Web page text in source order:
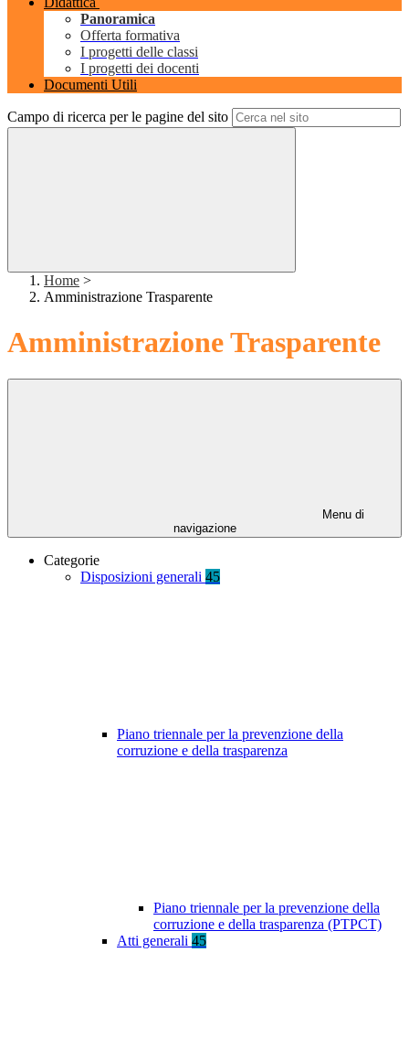
Panoramica
Offerta formativa
I progetti delle classi
I progetti dei docenti
Documenti Utili
Campo di ricerca per le pagine del sito
Home >
Amministrazione Trasparente
Amministrazione Trasparente
Menu di
navigazione
Categorie
Disposizioni generali 45
Piano triennale per la prevenzione della
corruzione e della trasparenza
Piano triennale per la prevenzione della
corruzione e della trasparenza (PTPCT)
Atti generali 45